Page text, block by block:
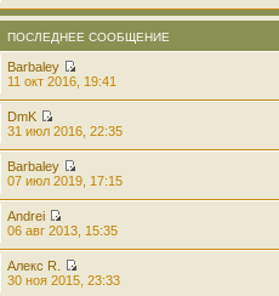
ПОСЛЕДНЕЕ СООБЩЕНИЕ
Barbaley
11 окт 2016, 19:41
DmK
31 июл 2016, 22:35
Barbaley
07 июл 2019, 17:15
Andrei
06 авг 2013, 15:35
Алекс R.
30 ноя 2015, 23:33